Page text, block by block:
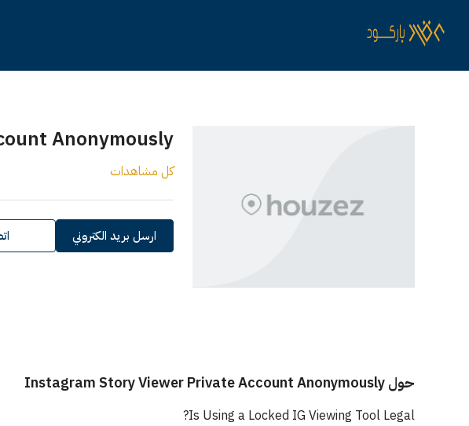
Anonymously
كل مشاهدات
ارسل بريد الكتروني
حول Instagram Story Viewer Private Account Anonymously
Is Using a Locked IG Viewing Tool Legal?